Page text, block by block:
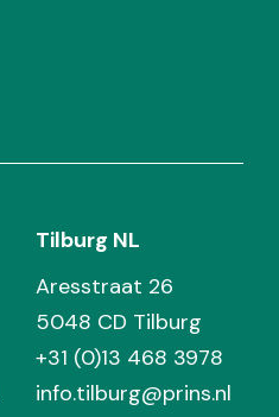
Tilburg NL
Aresstraat 26
5048 CD Tilburg
+31 (0)13 468 3978
info.tilburg@prins.nl